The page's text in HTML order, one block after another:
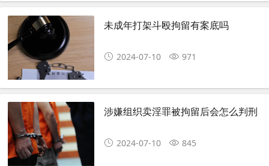
未成年打架斗殴拘留有案底吗
2024-07-10 971
涉嫌组织卖淫罪被拘留后会怎么判刑
2024-07-10 845